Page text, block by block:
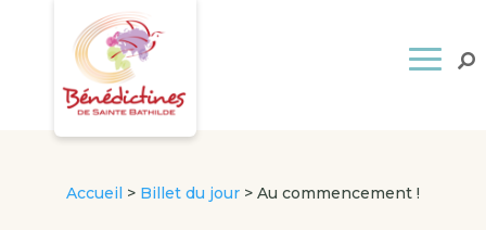
Accueil > Billet du jour> Au commencement !